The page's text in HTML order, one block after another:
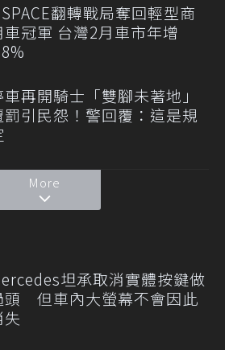
翻轉戰局奪回輕型商
車冠軍 台灣2月車市年增
車再開騎士「雙腳未著地」
罰引民怨！警回覆：這是規
More
坦承取消實體按鍵做
頭 但車內大螢幕不會因此
失